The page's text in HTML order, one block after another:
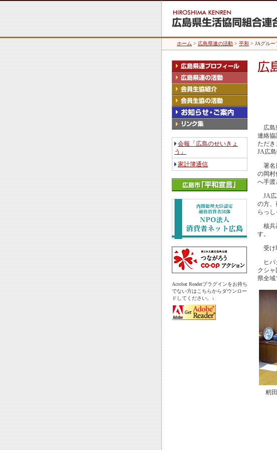
ホーム > 広島県連の活動 > 平和 > JAグルー
会報「広島のせいきょ
う」
家計簿通信
Acrobat Readerプラグインをお持ち
でない方はこちらからダウンロー
ドしてください。↓
広島
連絡協
ただき
JA広
署名
の岡村
へ手渡
JA広
の方、
らっし
核兵
す。
受け
ヒバ
クシ
県全域
籾